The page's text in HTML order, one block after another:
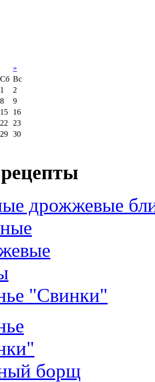
»
Сб Вс
1
2
8
9
15
16
22 23
29 30
дрожжевые
"Свинки"
борщ